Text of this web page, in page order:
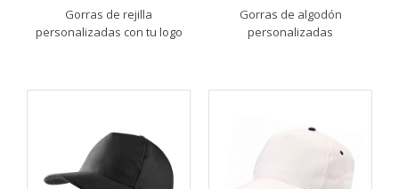
Gorras de rejilla
personalizadas con tu logo
Gorras de algodón
personalizadas